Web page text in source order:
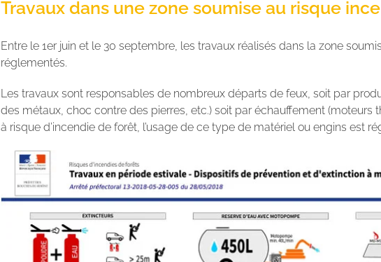
Travaux dans une zone soumise au risque
Entre le 1er juin et le 30 septembre, les travaux réalisés dans la zone
réglementés.
Les travaux sont responsables de nombreux départs de feux, soit par
des métaux, choc contre des pierres, etc.) soit par échauffement (moteurs
à risque d’incendie de forêt, l’usage de ce type de matériel ou engins est